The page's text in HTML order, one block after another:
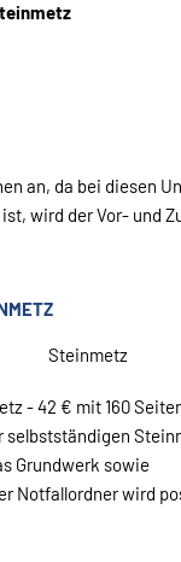
an, da bei diesen
wird der Vor- und
Steinmetz
- 42 € mit 160
Grundwerk sowie
Notfallordner wird